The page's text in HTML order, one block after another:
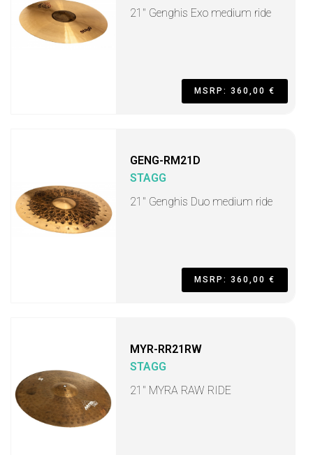
21" Genghis Exo medium ride
MSRP: 360,00 €
GENG-RM21D
STAGG
21" Genghis Duo medium ride
MSRP: 360,00 €
MYR-RR21RW
STAGG
21" MYRA RAW RIDE